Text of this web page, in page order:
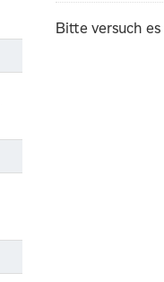
Bitte versuch